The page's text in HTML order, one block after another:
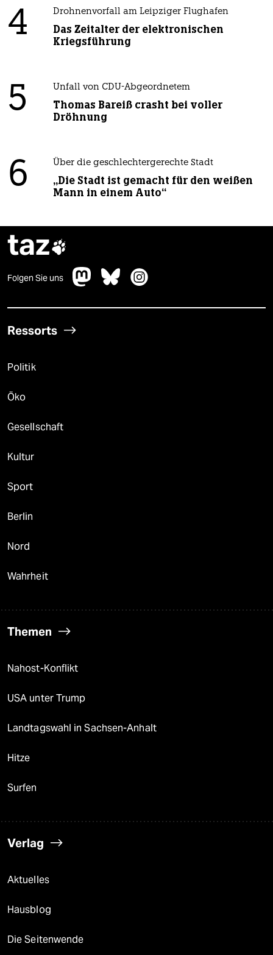
4 Drohnenvorfall am Leipziger Flughafen
Das Zeitalter der elektronischen
Kriegsführung
5 Unfall von CDU-Abgeordnetem
Thomas Bareiß crasht bei voller
Dröhnung
6 Über die geschlechtergerechte Stadt
„Die Stadt ist gemacht für den weißen
Mann in einem Auto“
taz
Folgen Sie uns
Ressorts
Politik
Öko
Gesellschaft
Kultur
Sport
Berlin
Nord
Wahrheit
Themen
Nahost-Konflikt
USA unter Trump
Landtagswahl in Sachsen-Anhalt
Hitze
Surfen
Verlag
Aktuelles
Hausblog
Die Seitenwende